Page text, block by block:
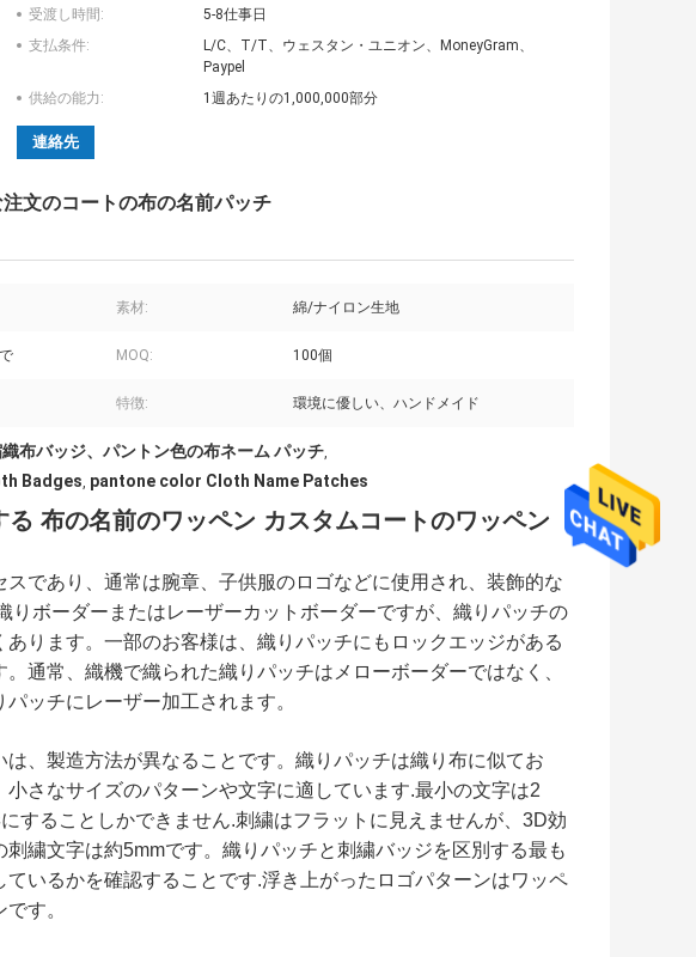
受渡し時間:
5-8仕事日
支払条件:
L/C、T/T、ウェスタン・ユニオン、MoneyGram、
Paypel
供給の能力:
1週あたりの1,000,000部分
連絡先
文のコートの布の名前パッチ
素材: 綿/ナイロン生地
MOQ: 100個
特徴: 環境に優しい、ハンドメイド
布バッジ、パントン色の布ネーム パッチ,
Badges, pantone color Cloth Name Patches
布の名前のワッペン カスタムコートのワッペン
であり、通常は腕章、子供服のロゴなどに使用され、装飾的な
りボーダーまたはレーザーカットボーダーですが、織りパッチの
ります。一部のお客様は、織りパッチにもロックエッジがある
通常、織機で織られた織りパッチはメローボーダーではなく、
ッチにレーザー加工されます。
、製造方法が異なることです。織りパッチは織り布に似てお
さなサイズのパターンや文字に適しています.最小の文字は2
することしかできません.刺繍はフラットに見えませんが、3D効
繍文字は約5mmです。織りパッチと刺繍バッジを区別する最も
いるかを確認することです.浮き上がったロゴパターンはワッペ
す。